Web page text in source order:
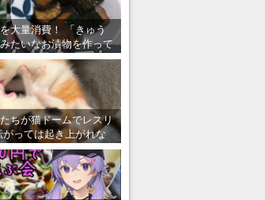
大量消費！ 「きゅう
たいなお漬物を作って
ちが猫ドームでレスリ
っては起き上がれな